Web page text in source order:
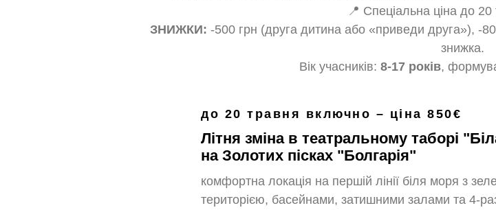
📍 Спеціальна ціна до
ЗНИЖКИ: -500 грн (друга дитина або «приведи друга»), -
знижка.
Вік учасників: 8-17 років,
до 20 травня включно – ціна 850€
Літня зміна в театральному таборі
на Золотих пісках "Болгарія"
комфортна локація на першій лінії біля моря з
територією, басейнами, затишними залами та 4-